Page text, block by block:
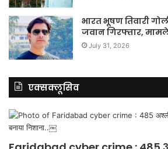
भारत भूषण तिवारी
जवान गिरफ्तार,
July 31, 2026
एक्सक्लूसिव